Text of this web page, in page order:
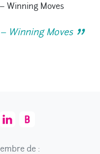
Winning Moves
Winning Moves
de :